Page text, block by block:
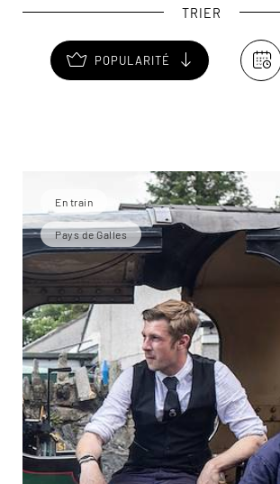
tableaux impressionnistes après Paris !
TRIER
POPULARITÉ
En train
Pays de Galles